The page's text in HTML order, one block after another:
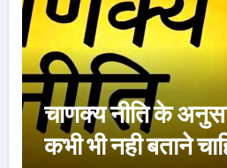
ऐसे 100 बार मरूंगी,
बची लाखों महिलाओं
पांडेय